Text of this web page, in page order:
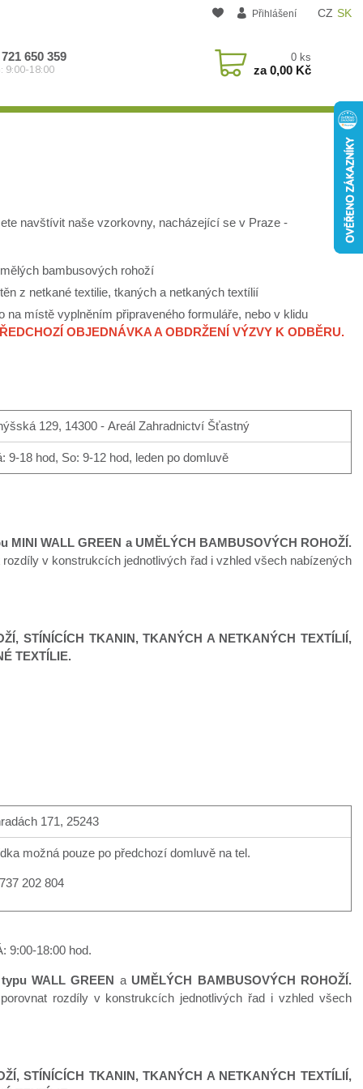
CZ SK
Přihlášení
650 359
9:00-18:00
0 ks
za0,00 Kč
navštívit naše vzorkovny, nacházející se v Praze -
bambusových rohoží
z netkané textilie, tkaných a netkaných textílií
místě vyplněním připraveného formuláře, nebo v klidu
OBJEDNÁVKA A OBDRŽENÍ VÝZVY K ODBĚRU.
129, 14300 - Areál Zahradnictví Šťastný
9-18 hod, So: 9-12 hod, leden po domluvě
MINI WALL GREEN a UMĚLÝCH BAMBUSOVÝCH ROHOŽÍ.
v konstrukcích jednotlivých řad i vzhled všech nabízených
STÍNÍCÍCH TKANIN, TKANÝCH A NETKANÝCH TEXTÍLIÍ,
TEXTÍLIE.
171, 25243
možná pouze po předchozí domluvě na tel.
202 804
9:00-18:00 hod.
WALL GREEN aUMĚLÝCH BAMBUSOVÝCH ROHOŽÍ.
rozdíly v konstrukcích jednotlivých řad i vzhled všech
STÍNÍCÍCH TKANIN, TKANÝCH A NETKANÝCH TEXTÍLIÍ,